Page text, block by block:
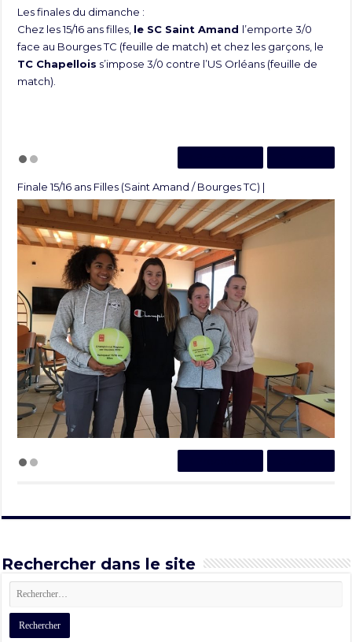
Les finales du dimanche :
Chez les 15/16 ans filles, le SC Saint Amand l’emporte 3/0
face au Bourges TC (feuille de match) et chez les garçons, le
TC Chapellois s’impose 3/0 contre l’US Orléans (feuille de
match).
Finale 15/16 ans Filles (Saint Amand / Bourges TC) |
Rechercher dans le site